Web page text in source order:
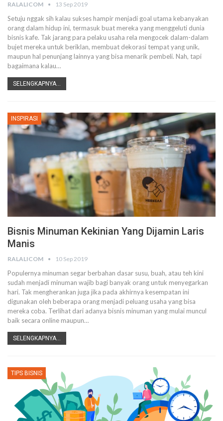
RALALICOM 13 Sep 2019
Setuju nggak sih kalau sukses hampir menjadi goal utama kebanyakan
orang dalam hidup ini, termasuk buat mereka yang menggeluti dunia
bisnis kafe. Tak jarang para pelaku usaha rela mengocek dalam-dalam
bujet mereka untuk beriklan, membuat dekorasi tempat yang unik,
maupun hal penunjang lainnya yang bisa menarik pembeli. Nah, tapi
bagaimana kalau…
SELENGKAPNYA...
INSPIRASI
Bisnis Minuman Kekinian Yang Dijamin Laris
Manis
RALALICOM 10 Sep 2019
Populernya minuman segar berbahan dasar susu, buah, atau teh kini
sudah menjadi minuman wajib bagi banyak orang untuk menyegarkan
hari. Tak mengherankan juga jika pada akhirnya kesempatan ini
digunakan oleh beberapa orang menjadi peluang usaha yang bisa
mereka coba. Terlihat dari adanya bisnis minuman yang mulai muncul
baik secara online maupun…
SELENGKAPNYA...
TIPS BISNIS